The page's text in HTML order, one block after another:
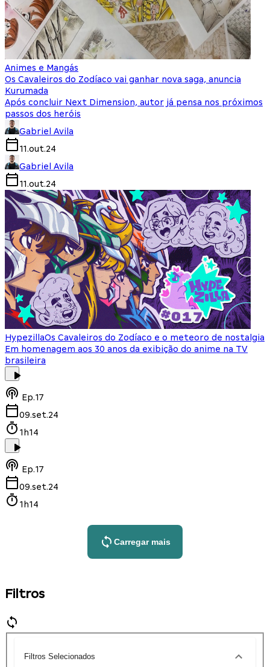
Animes e Mangás
Os Cavaleiros do Zodíaco vai ganhar nova saga, anuncia
Kurumada
Após concluir Next Dimension, autor já pensa nos próximos
passos dos heróis
Gabriel Avila
11.out.24
Gabriel Avila
11.out.24
HypezillaOs Cavaleiros do Zodíaco e o meteoro de nostalgia
Em homenagem aos 30 anos da exibição do anime na TV
brasileira
Ep.17
09.set.24
1h14
Ep.17
09.set.24
1h14
Carregar mais
Filtros
Filtros Selecionados